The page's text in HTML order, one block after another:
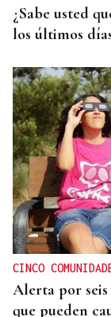
¿Sabe usted
los últimos
CINCO
Alerta por seis
que pueden